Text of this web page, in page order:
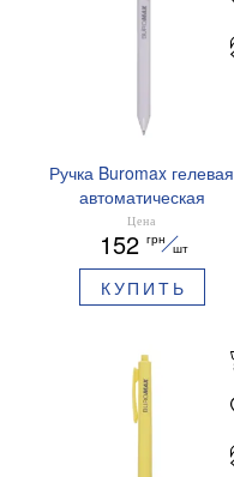
Ручка Buromax гелевая
автоматическая
PRESTIGE SILVER 0,5 мм
синие чернила BM.83102
Цена
152 грн
шт
КУПИТЬ